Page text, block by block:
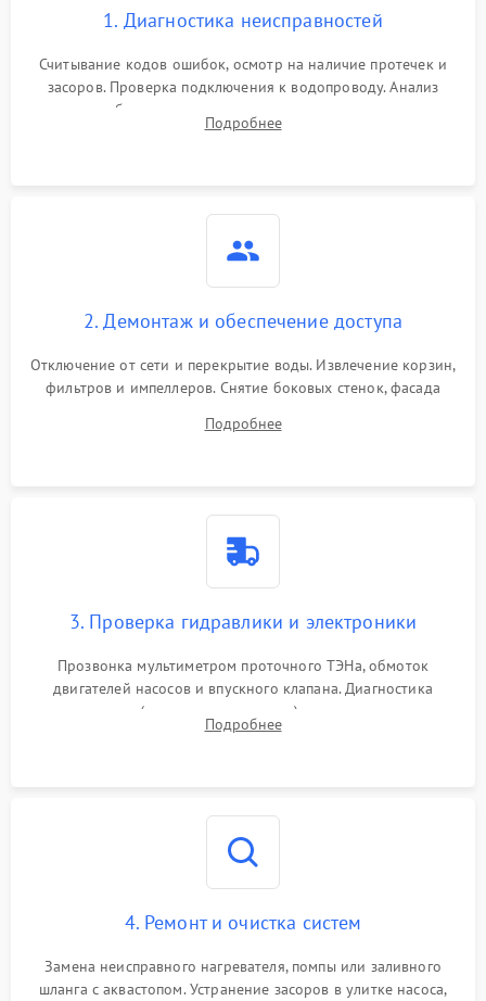
1. Диагностика неисправностей
Считывание кодов ошибок, осмотр на наличие протечек и
засоров. Проверка подключения к водопроводу. Анализ
жалоб на отсутствие слива, нагрева, вращения
разбрызгивателей или срабатывание системы защиты
Подробнее
2. Демонтаж и обеспечение доступа
Отключение от сети и перекрытие воды. Извлечение корзин,
фильтров и импеллеров. Снятие боковых стенок, фасада
циркуляционному насосу, ТЭНу и сливной помпе.
Подробнее
3. Проверка гидравлики и электроники
Прозвонка мультиметром проточного ТЭНа, обмоток
двигателей насосов и впускного клапана. Диагностика
прессостата (датчика уровня воды), датчика мутности,
концевика дверцы и электронного модуля управления.
Подробнее
4. Ремонт и очистка систем
Замена неисправного нагревателя, помпы или заливного
шланга с аквастопом. Устранение засоров в улитке насоса,